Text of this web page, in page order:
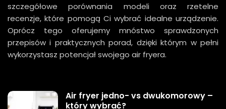
szczegółowe porównania modeli oraz rzetelne
recenzje, które pomogą Ci wybrać idealne urządzenie.
Oprócz tego oferujemy mnóstwo sprawdzonych
przepisów i praktycznych porad, dzięki którym w pełni
wykorzystasz potencjał swojego air fryera.
Air fryer jedno- vs dwukomorowy –
który wybrać?